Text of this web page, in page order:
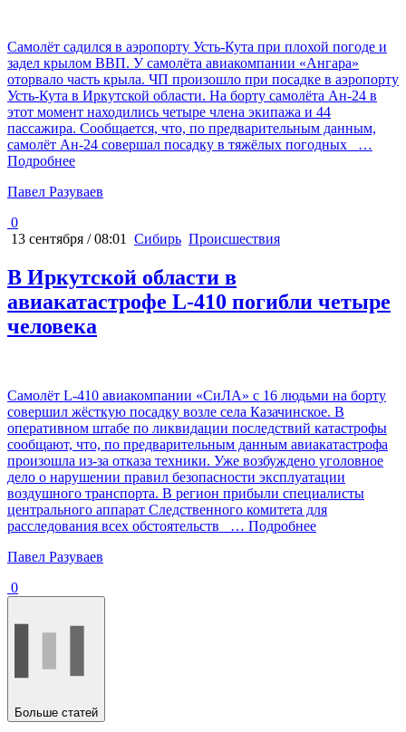
Самолёт садился в аэропорту Усть-Кута при плохой погоде и
задел крылом ВВП. У самолёта авиакомпании «Ангара»
оторвало часть крыла. ЧП произошло при посадке в аэропорту
Усть-Кута в Иркутской области. На борту самолёта Ан-24 в
этот момент находились четыре члена экипажа и 44
пассажира. Сообщается, что, по предварительным данным,
самолёт Ан-24 совершал посадку в тяжёлых погодных
…
Подробнее
Павел Разуваев
0
13 сентября / 08:01
Сибирь Происшествия
В Иркутской области в
авиакатастрофе L-410 погибли четыре
человека
Самолёт L-410 авиакомпании «СиЛА» с 16 людьми на борту
совершил жёсткую посадку возле села Казачинское. В
оперативном штабе по ликвидации последствий катастрофы
сообщают, что, по предварительным данным авиакатастрофа
произошла из-за отказа техники. Уже возбуждено уголовное
дело о нарушении правил безопасности эксплуатации
воздушного транспорта. В регион прибыли специалисты
центрального аппарат Следственного комитета для
расследования всех обстоятельств
… Подробнее
Павел Разуваев
0
Больше статей